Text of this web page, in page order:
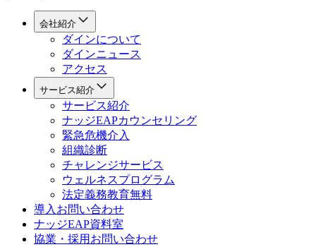
会社紹介
ダインについて
ダインニュース
アクセス
サービス紹介
サービス紹介
ナッジEAPカウンセリング
緊急危機介入
組織診断
チャレンジサービス
ウェルネスプログラム
法定義務教育無料
導入お問い合わせ
ナッジEAP資料室
協業・採用お問い合わせ